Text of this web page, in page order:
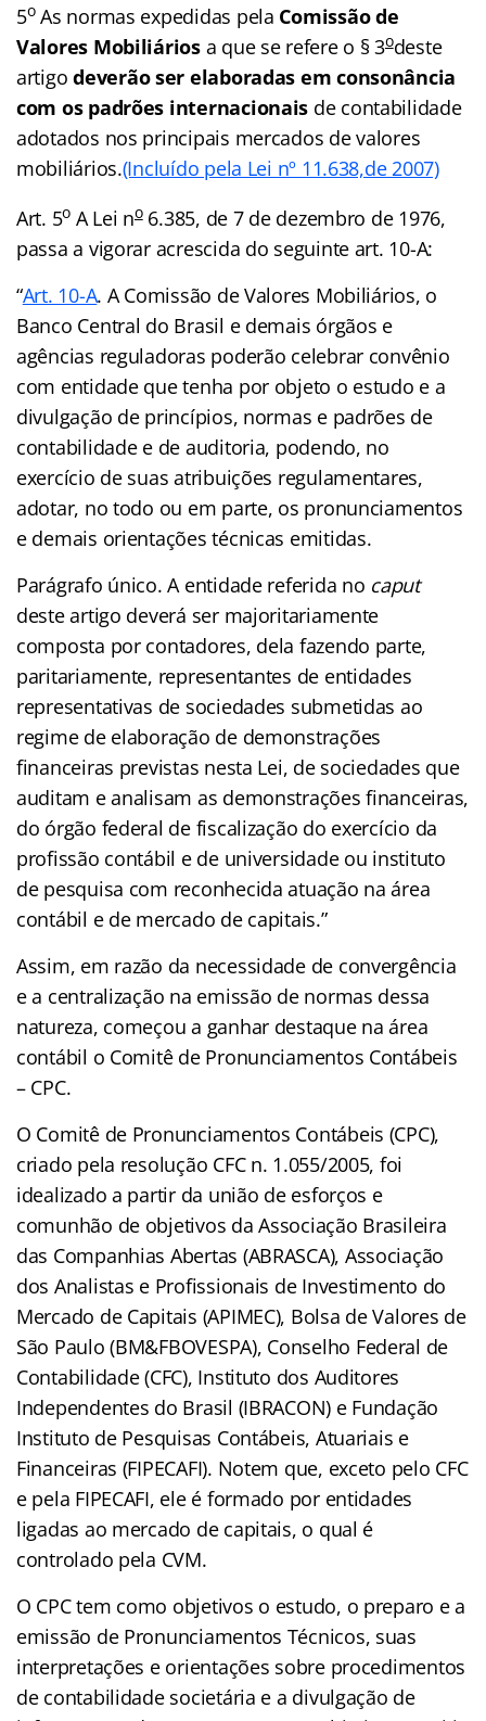
5oAs normas expedidas pela Comissão de
Valores Mobiliáriosa que se refere o § 3odeste
artigodeverão ser elaboradas em consonância
com os padrões internacionais de contabilidade
adotados nos principais mercados de valores
mobiliários.(Incluído pela Lei nº 11.638,de 2007)
Art. 5o A Lei no6.385, de 7 de dezembro de 1976,
passa a vigorar acrescida do seguinte art. 10-A:
“Art. 10-A. A Comissão de Valores Mobiliários, o
Banco Central do Brasil e demais órgãos e
agências reguladoras poderão celebrar convênio
com entidade que tenha por objeto o estudo e a
divulgação de princípios, normas e padrões de
contabilidade e de auditoria, podendo, no
exercício de suas atribuições regulamentares,
adotar, no todo ou em parte, os pronunciamentos
e demais orientações técnicas emitidas.
Parágrafo único. A entidade referida no caput
deste artigo deverá ser majoritariamente
composta por contadores, dela fazendo parte,
paritariamente, representantes de entidades
representativas de sociedades submetidas ao
regime de elaboração de demonstrações
financeiras previstas nesta Lei, de sociedades que
auditam e analisam as demonstrações financeiras,
do órgão federal de fiscalização do exercício da
profissão contábil e de universidade ou instituto
de pesquisa com reconhecida atuação na área
contábil e de mercado de capitais.”
Assim, em razão da necessidade de convergência
e a centralização na emissão de normas dessa
natureza, começou a ganhar destaque na área
contábil o Comitê de Pronunciamentos Contábeis
– CPC.
O Comitê de Pronunciamentos Contábeis (CPC),
criado pela resolução CFC n. 1.055/2005, foi
idealizado a partir da união de esforços e
comunhão de objetivos da Associação Brasileira
das Companhias Abertas (ABRASCA), Associação
dos Analistas e Profissionais de Investimento do
Mercado de Capitais (APIMEC), Bolsa de Valores de
São Paulo (BM&FBOVESPA), Conselho Federal de
Contabilidade (CFC), Instituto dos Auditores
Independentes do Brasil (IBRACON) e Fundação
Instituto de Pesquisas Contábeis, Atuariais e
Financeiras (FIPECAFI). Notem que, exceto pelo CFC
e pela FIPECAFI, ele é formado por entidades
ligadas ao mercado de capitais, o qual é
controlado pela CVM.
O CPC tem como objetivos o estudo, o preparo e a
emissão de Pronunciamentos Técnicos, suas
interpretações e orientações sobre procedimentos
de contabilidade societária e a divulgação de